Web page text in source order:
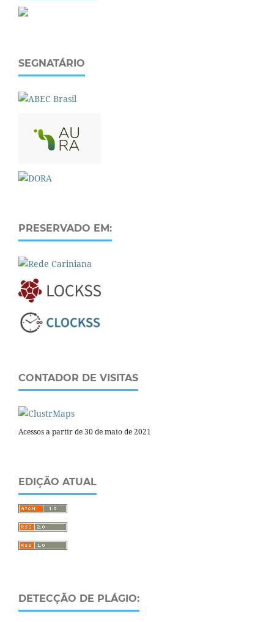
SEGNATÁRIO
PRESERVADO EM:
CONTADOR DE VISITAS
Acessos a partir de 30 de maio de 2021
EDIÇÃO ATUAL
DETECÇÃO DE PLÁGIO: